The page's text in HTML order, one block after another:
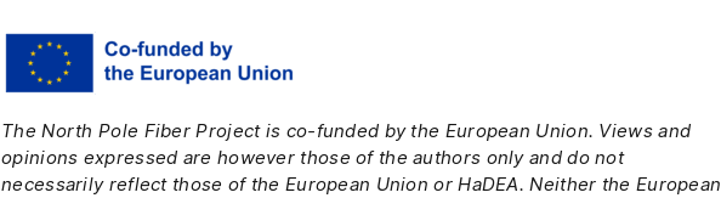
The North Pole Fiber Project is co-funded by the European Union. Views and
opinions expressed are however those of the authors only and do not
necessarily reflect those of the European Union or HaDEA. Neither the European